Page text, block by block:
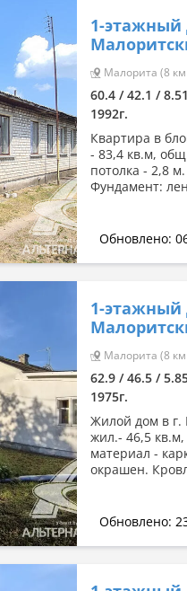
1-этажный
Малорита (8
60.4 / 42.1 /
1992г.
Квартира в
- 83,4 кв.м,
потолка - 2,8
Фундамент:
Обновлено:
1-этажный
Малорита (8
62.9 / 46.5 /
1975г.
Жилой дом в г.
жил.- 46,5
материал -
окрашен.
Обновлено: